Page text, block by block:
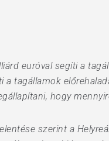
euróval segíti a
a tagállamok
hogy
szerint a